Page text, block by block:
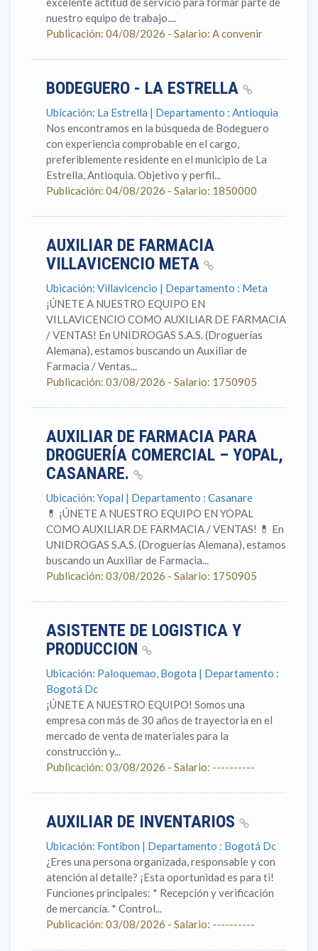
nuestro equipo de trabajo....
Publicación: 04/08/2026 - Salario: A convenir
BODEGUERO - LA ESTRELLA
Ubicación: La Estrella | Departamento : Antioquia
Nos encontramos en la búsqueda de Bodeguero
con experiencia comprobable en el cargo,
preferiblemente residente en el municipio de La
Estrella, Antioquia. Objetivo y perfil...
Publicación: 04/08/2026 - Salario: 1850000
AUXILIAR DE FARMACIA
VILLAVICENCIO META
Ubicación: Villavicencio | Departamento : Meta
¡ÚNETE A NUESTRO EQUIPO EN
VILLAVICENCIO COMO AUXILIAR DE FARMACIA
/ VENTAS! En UNIDROGAS S.A.S. (Droguerías
Alemana), estamos buscando un Auxiliar de
Farmacia / Ventas...
Publicación: 03/08/2026 - Salario: 1750905
AUXILIAR DE FARMACIA PARA
DROGUERÍA COMERCIAL – YOPAL,
CASANARE.
Ubicación: Yopal | Departamento : Casanare
💊 ¡ÚNETE A NUESTRO EQUIPO EN YOPAL
COMO AUXILIAR DE FARMACIA / VENTAS! 💊 En
UNIDROGAS S.A.S. (Droguerías Alemana), estamos
buscando un Auxiliar de Farmacia...
Publicación: 03/08/2026 - Salario: 1750905
ASISTENTE DE LOGISTICA Y
PRODUCCION
Ubicación: Paloquemao, Bogota | Departamento :
Bogotá Dc
¡ÚNETE A NUESTRO EQUIPO! Somos una
empresa con más de 30 años de trayectoria en el
mercado de venta de materiales para la
construcción y...
Publicación: 03/08/2026 - Salario: ----------
AUXILIAR DE INVENTARIOS
Ubicación: Fontibon | Departamento : Bogotá Dc
¿Eres una persona organizada, responsable y con
atención al detalle? ¡Esta oportunidad es para ti!
Funciones principales: * Recepción y verificación
de mercancía. * Control...
Publicación: 03/08/2026 - Salario: ----------